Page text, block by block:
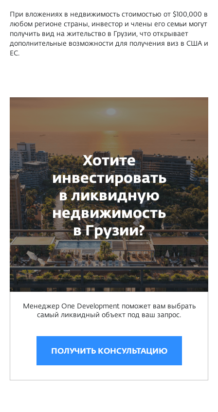
При вложениях в недвижимость стоимостью от $100,000 в
любом регионе страны, инвестор и члены его семьи могут
получить вид на жительство в Грузии, что открывает
дополнительные возможности для получения виз в США и
ЕС.
Хотите
инвестировать
в ликвидную
недвижимость
в Грузии?
Менеджер One Development поможет вам выбрать
самый ликвидный объект под ваш запрос.
ПОЛУЧИТЬ КОНСУЛЬТАЦИЮ